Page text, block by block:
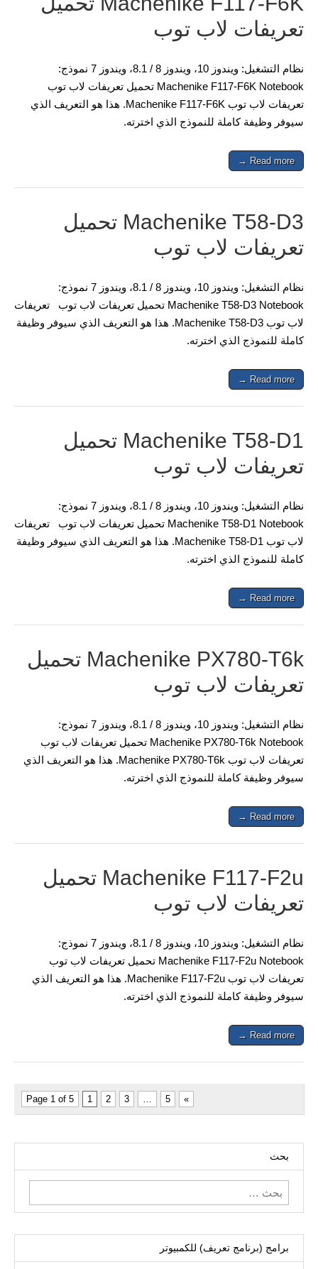
تعريفات لاب توب
نظام التشغيل: ويندوز 10، ويندوز 8 / 8.1، ويندوز 7 نموذج:
Machenike F117-F6K Notebook تحميل تعريفات لاب توب
تعريفات لاب توب Machenike F117-F6K. هذا هو التعريف الذي
سيوفر وظيفة كاملة للنموذج الذي اخترته.
Read more →
Machenike T58-D3 تحميل
تعريفات لاب توب
نظام التشغيل: ويندوز 10، ويندوز 8 / 8.1، ويندوز 7 نموذج:
Machenike T58-D3 Notebook تحميل تعريفات لاب توب تعريفات
لاب توب Machenike T58-D3. هذا هو التعريف الذي سيوفر وظيفة
كاملة للنموذج الذي اخترته.
Read more →
Machenike T58-D1 تحميل
تعريفات لاب توب
نظام التشغيل: ويندوز 10، ويندوز 8 / 8.1، ويندوز 7 نموذج:
Machenike T58-D1 Notebook تحميل تعريفات لاب توب تعريفات
لاب توب Machenike T58-D1. هذا هو التعريف الذي سيوفر وظيفة
كاملة للنموذج الذي اخترته.
Read more →
Machenike PX780-T6k تحميل
تعريفات لاب توب
نظام التشغيل: ويندوز 10، ويندوز 8 / 8.1، ويندوز 7 نموذج:
Machenike PX780-T6k Notebook تحميل تعريفات لاب توب
تعريفات لاب توب Machenike PX780-T6k. هذا هو التعريف الذي
سيوفر وظيفة كاملة للنموذج الذي اخترته.
Read more →
Machenike F117-F2u تحميل
تعريفات لاب توب
نظام التشغيل: ويندوز 10، ويندوز 8 / 8.1، ويندوز 7 نموذج:
Machenike F117-F2u Notebook تحميل تعريفات لاب توب
تعريفات لاب توب Machenike F117-F2u. هذا هو التعريف الذي
سيوفر وظيفة كاملة للنموذج الذي اخترته.
Read more →
Page 1 of 5 1 2 3 … 5 »
بحث
البحث
عن:
برامج (برنامج تعريف) للكمبيوتر